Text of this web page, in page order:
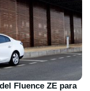
Fluence ZE para